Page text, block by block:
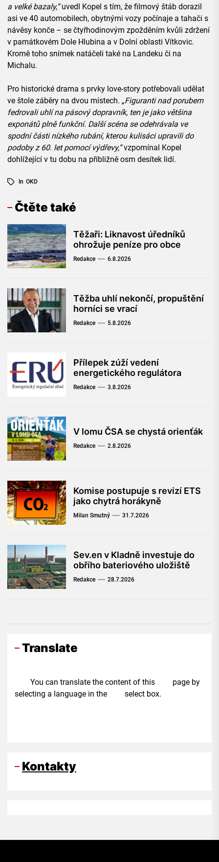
a velké bazaly,“uvedl Kopel s tím, že filmový štáb dorazil
asi ve 40 automobilech, obytnými vozy počínaje a tahači s
návěsy konče – se čtyřhodinovým zpožděním kvůli zdržení
v památkovém Dole Hlubina a v Dolní oblasti Vítkovic.
Kromě toho snímek natáčeli také na Landeku či na
Michalu.
Pro historické drama s prvky love-story potřebovali udělat
ve štole záběry na dvou místech. „Figuranti nad porubem
fedrovali uhlí na pásový dopravník, ten je jako většina
exponátů plně funkční. Další scéna se odehrávala ve
spodní části nízkého rubání, kterou kulisáci upravili do
podoby z 60. let pomocí výdřevy,“vzpomínal Kopel
dohlížející v tu dobu na přibližně osm desítek lidí.
In OKD
Čtěte také
Těžaři: Liknavost úředníků
ohrožuje peníze pro obce
Redakce 6.8.2026
Těžba uhlí nekončí, propuštění
horníci se vrací
Redakce 5.8.2026
Přílepek zúží vedení
energetického regulátora
Redakce 3.8.2026
V lomu ČSA se chystá orienťák
Redakce 2.8.2026
Komise postupuje s revizí ETS
jako chytrá horákyně
Milan Smutný 31.7.2026
Sev.en v Kladně investuje do
obřího bateriového uložiště
Redakce 28.7.2026
Translate
You can translate the content of this page by
selecting a language in the select box.
Kontakty